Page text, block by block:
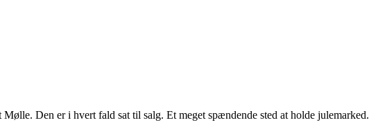
Den er i hvert fald sat til salg. Et meget spændende sted at holde julemarked.